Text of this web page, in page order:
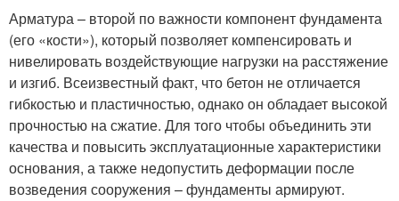
Арматура – второй по важности компонент фундамента
(его «кости»), который позволяет компенсировать и
нивелировать воздействующие нагрузки на расстяжение
и изгиб. Всеизвестный факт, что бетон не отличается
гибкостью и пластичностью, однако он обладает высокой
прочностью на сжатие. Для того чтобы объединить эти
качества и повысить эксплуатационные характеристики
основания, а также недопустить деформации после
возведения сооружения – фундаменты армируют.